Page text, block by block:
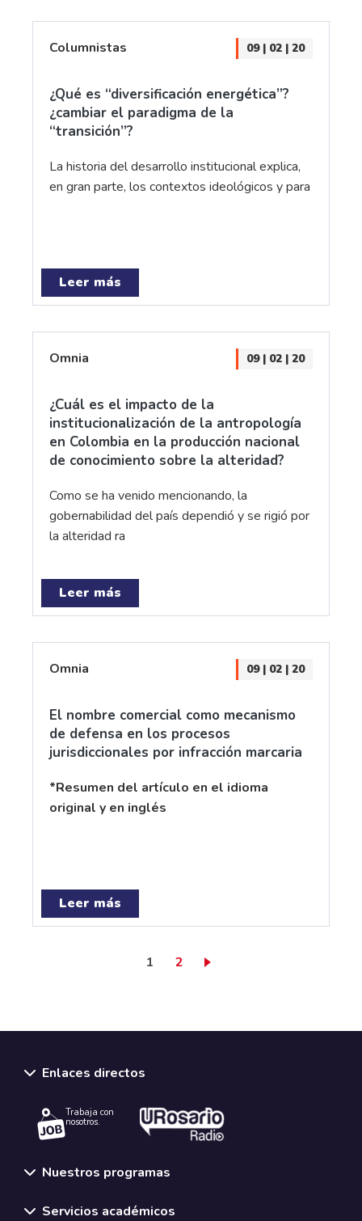
Columnistas 09 | 02 | 20
¿Qué es “diversificación energética”?
¿cambiar el paradigma de la
“transición”?
La historia del desarrollo institucional explica,
en gran parte, los contextos ideológicos y para
Leer más
Omnia 09 | 02 | 20
¿Cuál es el impacto de la
institucionalización de la antropología
en Colombia en la producción nacional
de conocimiento sobre la alteridad?
Como se ha venido mencionando, la
gobernabilidad del país dependió y se rigió por
la alteridad ra
Leer más
Omnia 09 | 02 | 20
El nombre comercial como mecanismo
de defensa en los procesos
jurisdiccionales por infracción marcaria
*Resumen del artículo en el idioma
original y en inglés
Leer más
Página actual
1 Page
2
Enlaces directos
Trabaja con
nosotros.
Nuestros programas
Servicios académicos